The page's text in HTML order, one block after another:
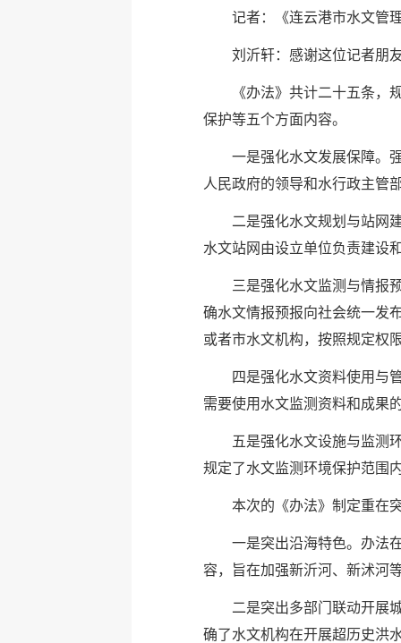
记者：《连云港市水文管
刘沂轩：感谢这位记者朋
《办法》共计二十五条
保护等五个方面内容。
一是强化水文发展保障。
人民政府的领导和水行政主管
二是强化水文规划与站网
水文站网由设立单位负责建设
三是强化水文监测与情报
确水文情报预报向社会统一发
或者市水文机构，按照规定权
四是强化水文资料使用与
需要使用水文监测资料和成果
五是强化水文设施与监测
规定了水文监测环境保护范围
本次的《办法》制定重在
一是突出沿海特色。办法
容，旨在加强新沂河、新沭河
二是突出多部门联动开展
确了水文机构在开展超历史洪